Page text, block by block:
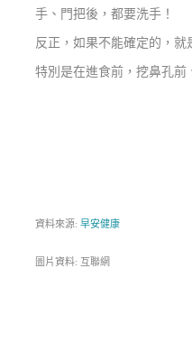
手、門把後，都要洗手！
反正，如果不能確定的，就
特別是在進食前，挖鼻孔前
資料來源:早安健康
圖片資料: 互聯網